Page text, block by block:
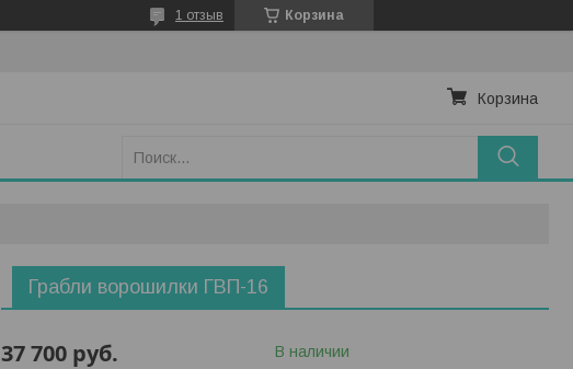
Корзина
1 отзыв
Корзина
Грабли ворошилки ГВП-16
37 700 руб. В наличии